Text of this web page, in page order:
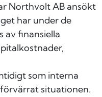
Northvolt AB ansökt
har under de
av finansiella
som interna
situationen.